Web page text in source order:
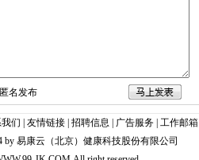
匿名发布
们 友情链接 招聘信息 广告服务 工作邮箱
by 易康云（北京）健康科技股份有限公司